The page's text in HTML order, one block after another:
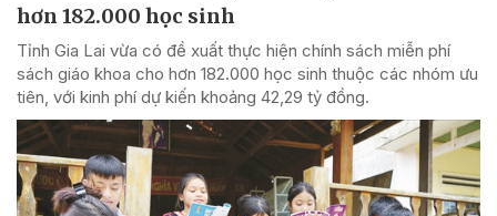
hơn 182.000 học sinh
Tỉnh Gia Lai vừa có đề xuất thực hiện chính sách miễn phí
sách giáo khoa cho hơn 182.000 học sinh thuộc các nhóm ưu
tiên, với kinh phí dự kiến khoảng 42,29 tỷ đồng.